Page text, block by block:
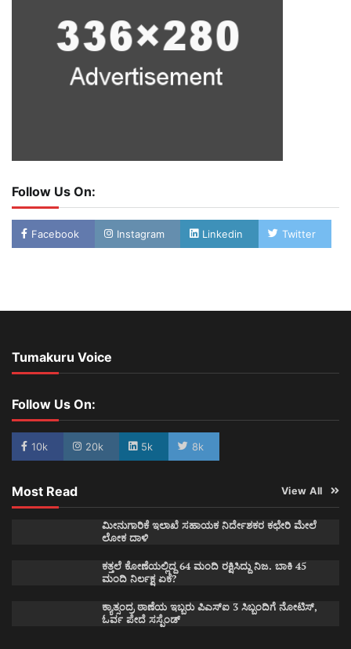
Follow Us On:
Facebook Instagram Linkedin Twitter
Tumakuru Voice
Follow Us On:
10k 20k 5k 8k
Most Read View All
ಮೀನುಗಾರಿಕೆ ಇಲಾಖೆ ಸಹಾಯಕ ನಿರ್ದೇಶಕರ ಕಛೇರಿ ಮೇಲೆ
ಲೋಕ ದಾಳಿ
ಕತ್ತಲೆ ಕೋಣೆಯಲ್ಲಿದ್ದ 64 ಮಂದಿ ರಕ್ಷಿಸಿದ್ದು ನಿಜ. ಬಾಕಿ 45
ಮಂದಿ ನಿರ್ಲಕ್ಷ ಏಕೆ?
ಕ್ಯಾತ್ಸಂದ್ರ ಠಾಣೆಯ ಇಬ್ಬರು ಪಿಎಸ್ಐ 3 ಸಿಬ್ಬಂದಿಗೆ ನೋಟಿಸ್,
ಓರ್ವ ಪೇದೆ ಸಸ್ಪೆಂಡ್